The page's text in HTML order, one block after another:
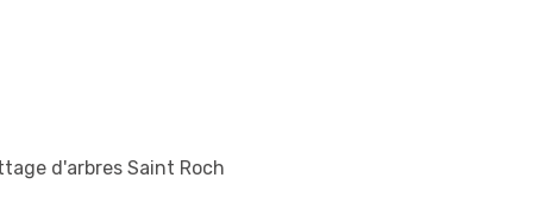
d'arbres Saint Roch